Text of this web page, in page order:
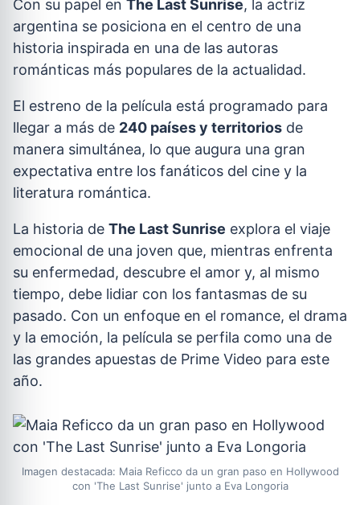
Con su papel en The Last Sunrise, la actriz
argentina se posiciona en el centro de una
historia inspirada en una de las autoras
románticas más populares de la actualidad.
El estreno de la película está programado para
llegar a más de 240 países y territorios de
manera simultánea, lo que augura una gran
expectativa entre los fanáticos del cine y la
literatura romántica.
La historia de The Last Sunrise explora el viaje
emocional de una joven que, mientras enfrenta
su enfermedad, descubre el amor y, al mismo
tiempo, debe lidiar con los fantasmas de su
pasado. Con un enfoque en el romance, el drama
y la emoción, la película se perfila como una de
las grandes apuestas de Prime Video para este
año.
Imagen destacada: Maia Reficco da un gran paso en Hollywood
con 'The Last Sunrise' junto a Eva Longoria